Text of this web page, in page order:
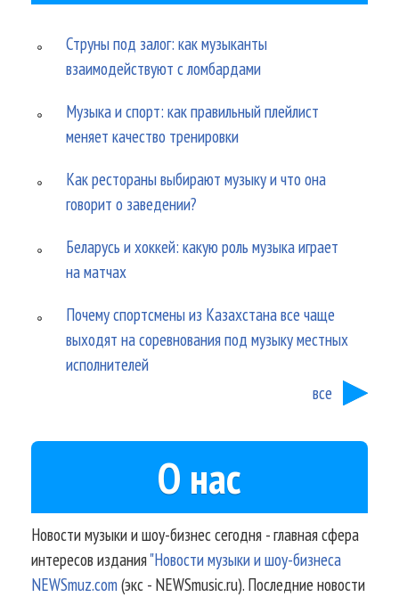
Струны под залог: как музыканты
взаимодействуют с ломбардами
Музыка и спорт: как правильный плейлист
меняет качество тренировки
Как рестораны выбирают музыку и что она
говорит о заведении?
Беларусь и хоккей: какую роль музыка играет
на матчах
Почему спортсмены из Казахстана все чаще
выходят на соревнования под музыку местных
исполнителей
все
О нас
Новости музыки и шоу-бизнес сегодня - главная сфера
интересов издания"Новости музыки и шоу-бизнеса
NEWSmuz.com(экс - NEWSmusic.ru). Последние новости